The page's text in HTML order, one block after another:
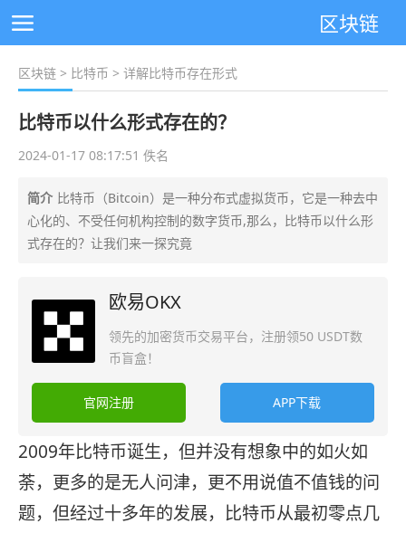
区块链
区块链 > 比特币 > 详解比特币存在形式
比特币以什么形式存在的？
2024-01-17 08:17:51 佚名
简介 比特币（Bitcoin）是一种分布式虚拟货币，它是一种去中
心化的、不受任何机构控制的数字货币,那么，比特币以什么形
式存在的？让我们来一探究竟
欧易OKX
领先的加密货币交易平台，注册领50 USDT数
币盲盒！
官网注册 APP下载
2009年比特币诞生，但并没有想象中的如火如
荼，更多的是无人问津，更不用说值不值钱的问
题，但经过十多年的发展，比特币从最初零点几